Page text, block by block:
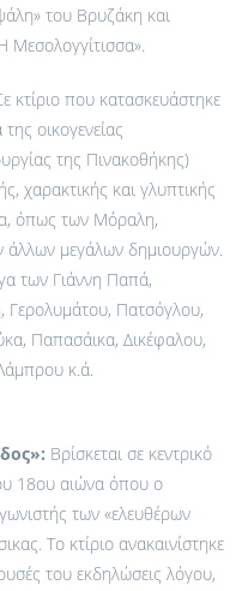
του Βρυζάκη και
Μεσολογγίτισσα».
κτίριο που κατασκευάστηκε
οικογενείας
της Πινακοθήκης)
χαρακτικής και γλυπτικής
όπως των Μόραλη,
άλλων μεγάλων δημιουργών.
των Γιάννη Παπά,
Γερολυμάτου, Πατσόγλου,
Παπασάικα, Δικέφαλου,
κ.ά.
Βρίσκεται σε κεντρικό
18ου αιώνα όπου ο
των «ελευθέρων
Το κτίριο ανακαινίστηκε
του εκδηλώσεις λόγου,